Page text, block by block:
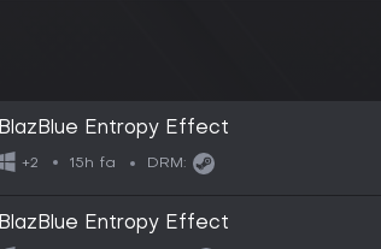
BlazBlue Entropy Effect
+2 15h fa DRM:
BlazBlue Entropy Effect